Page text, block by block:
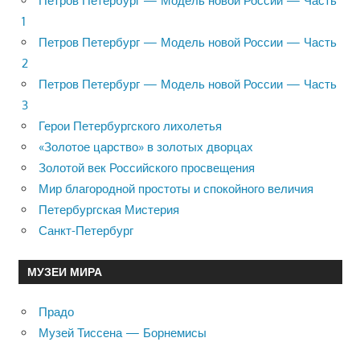
1
Петров Петербург — Модель новой России — Часть
2
Петров Петербург — Модель новой России — Часть
3
Герои Петербургского лихолетья
«Золотое царство» в золотых дворцах
Золотой век Российского просвещения
Мир благородной простоты и спокойного величия
Петербургская Мистерия
Санкт-Петербург
МУЗЕИ МИРА
Прадо
Музей Тиссена — Борнемисы